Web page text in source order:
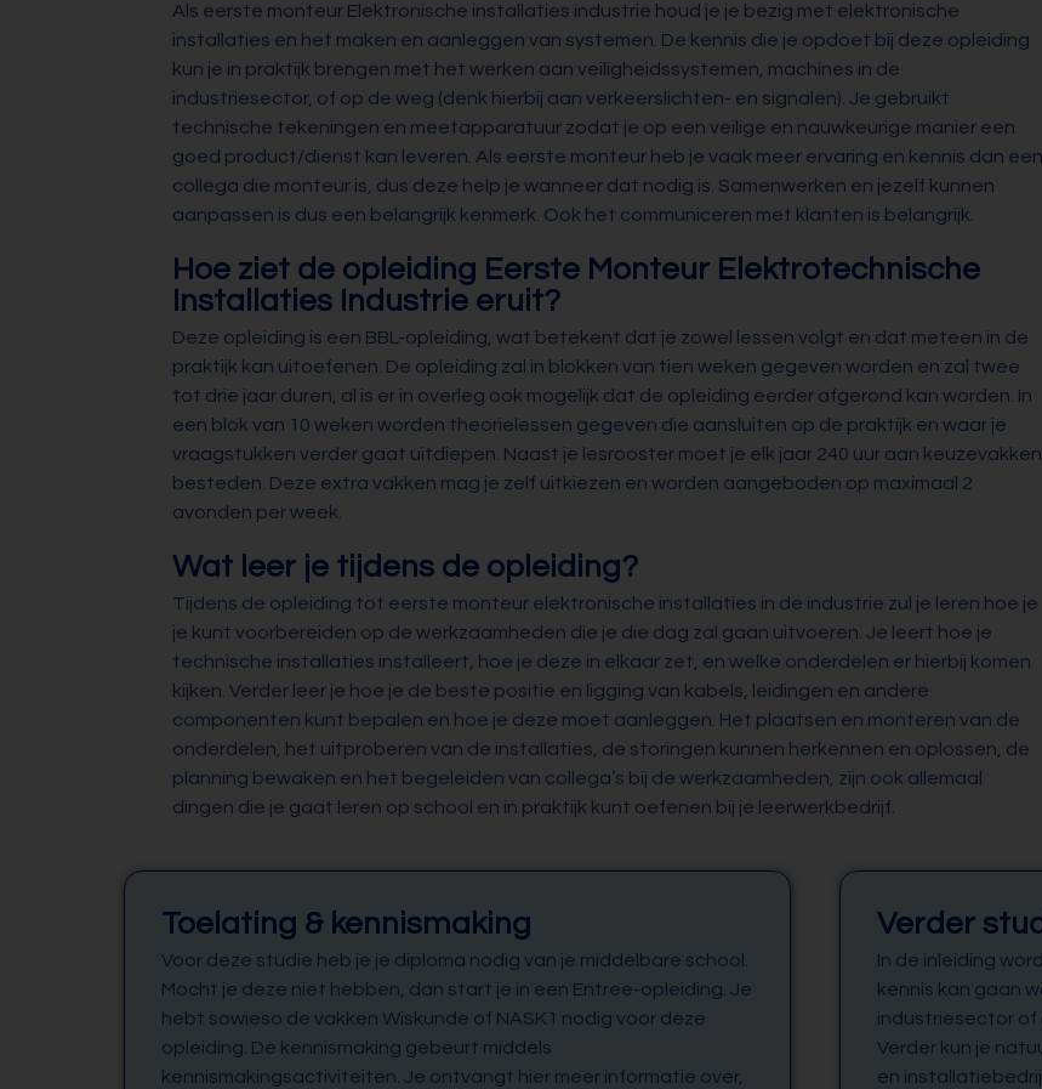
Als eerste monteur Elektronische installaties industrie houd je je bezig met elektronische
installaties en het maken en aanleggen van systemen. De kennis die je opdoet bij deze opleiding
kun je in praktijk brengen met het werken aan veiligheidssystemen, machines in de
industriesector, of op de weg (denk hierbij aan verkeerslichten- en signalen). Je gebruikt
technische tekeningen en meetapparatuur zodat je op een veilige en nauwkeurige manier een
goed product/dienst kan leveren. Als eerste monteur heb je vaak meer ervaring en kennis dan een
collega die monteur is, dus deze help je wanneer dat nodig is. Samenwerken en jezelf kunnen
aanpassen is dus een belangrijk kenmerk. Ook het communiceren met klanten is belangrijk.
Hoe ziet de opleiding Eerste Monteur Elektrotechnische
Installaties Industrie eruit?
Deze opleiding is een BBL-opleiding, wat betekent dat je zowel lessen volgt en dat meteen in de
praktijk kan uitoefenen. De opleiding zal in blokken van tien weken gegeven worden en zal twee
tot drie jaar duren, al is er in overleg ook mogelijk dat de opleiding eerder afgerond kan worden. In
een blok van 10 weken worden theorielessen gegeven die aansluiten op de praktijk en waar je
vraagstukken verder gaat uitdiepen. Naast je lesrooster moet je elk jaar 240 uur aan keuzevakken
besteden. Deze extra vakken mag je zelf uitkiezen en worden aangeboden op maximaal 2
avonden per week.
Wat leer je tijdens de opleiding?
Tijdens de opleiding tot eerste monteur elektronische installaties in de industrie zul je leren hoe je
je kunt voorbereiden op de werkzaamheden die je die dag zal gaan uitvoeren. Je leert hoe je
technische installaties installeert, hoe je deze in elkaar zet, en welke onderdelen er hierbij komen
kijken. Verder leer je hoe je de beste positie en ligging van kabels, leidingen en andere
componenten kunt bepalen en hoe je deze moet aanleggen. Het plaatsen en monteren van de
onderdelen, het uitproberen van de installaties, de storingen kunnen herkennen en oplossen, de
planning bewaken en het begeleiden van collega’s bij de werkzaamheden, zijn ook allemaal
dingen die je gaat leren op school en in praktijk kunt oefenen bij je leerwerkbedrijf.
Toelating & kennismaking
Voor deze studie heb je je diploma nodig van je middelbare school.
Mocht je deze niet hebben, dan start je in een Entree-opleiding. Je
hebt sowieso de vakken Wiskunde of NASK1 nodig voor deze
opleiding. De kennismaking gebeurt middels
kennismakingsactiviteiten. Je ontvangt hier meer informatie over,
Verder
In de inleiding
kennis kan gaan
industriesector of
Verder kun je
en